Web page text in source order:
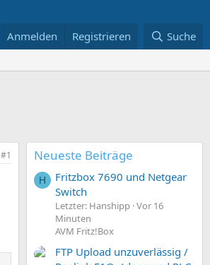
Anmelden Registrieren Suche
#1 Neueste Beiträge
H
Fritzbox 7690 und Netgear
Switch
Letzter: Hanshipp Vor 16
Minuten
AVM Fritz!Box
FTP Upload unzuverlässig /